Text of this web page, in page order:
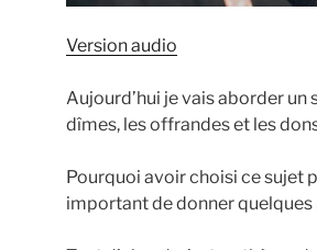
Version audio
Aujourd’hui je vais aborder
dîmes, les offrandes et les
Pourquoi avoir choisi ce sujet
important de donner quelques